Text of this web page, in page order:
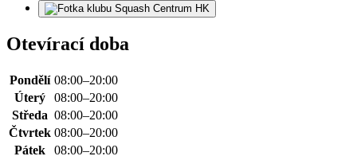
Otevírací doba
Pondělí 08:00–20:00
Úterý
08:00–20:00
Středa 08:00–20:00
Čtvrtek 08:00–20:00
Pátek
08:00–20:00